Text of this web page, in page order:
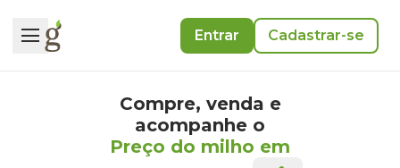
Entrar Cadastrar-se
Compre, venda e
acompanhe o
Preço do milho em